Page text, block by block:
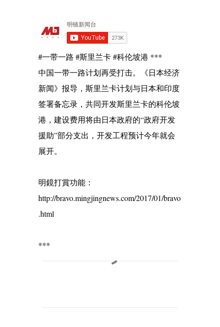
#一带一路 #斯里兰卡 #科伦坡港 ***
中国一带一路计划再受打击。《日本经济
新闻》报导，斯里兰卡计划与日本和印度
签署备忘录，共同开发斯里兰卡的科伦坡
港，建设费用将由日本政府的“政府开发
援助”部分支出，开发工程预计今年就会
展开。
明鏡打賞功能：
http://bravo.mingjingnews.com/2017/01/bravo
.html
***